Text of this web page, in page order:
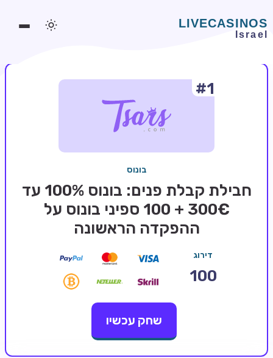
משחקים אונליין
בלאקג'ק אונליין
בונוסים בקזינו אונליין
#1
בונוס
חבילת קבלת פנים: בונוס 100% עד
300€ + 100 ספיני בונוס על
ההפקדה הראשונה
דירוג
100
שחק עכשיו